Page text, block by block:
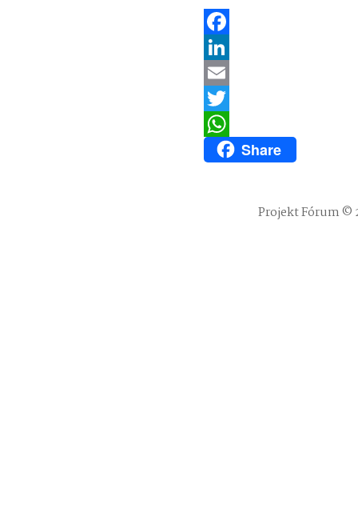
Facebook
LinkedIn
Email
Twitter
WhatsAppShare
Projekt Fórum ©